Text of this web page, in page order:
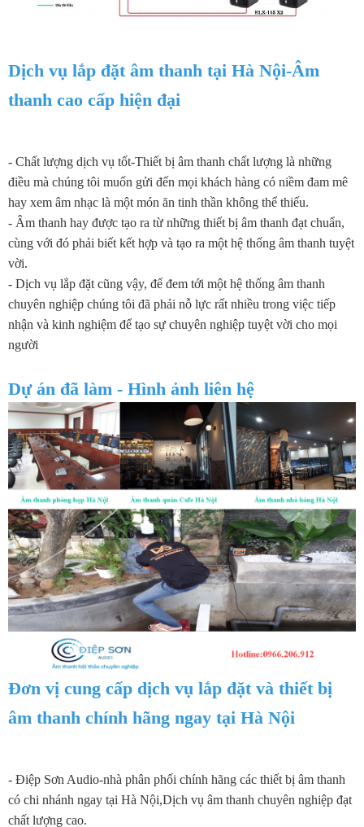
Dịch vụ lắp đặt âm thanh tại Hà Nội-Âm
thanh cao cấp hiện đại
- Chất lượng dịch vụ tốt-Thiết bị âm thanh chất lượng là những
điều mà chúng tôi muốn gửi đến mọi khách hàng có niềm đam mê
hay xem âm nhạc là một món ăn tinh thần không thể thiếu.
- Âm thanh hay được tạo ra từ những thiết bị âm thanh đạt chuẩn,
cùng với đó phải biết kết hợp và tạo ra một hệ thống âm thanh tuyệt
vời.
- Dịch vụ lắp đặt cũng vậy, để đem tới một hệ thống âm thanh
chuyên nghiệp chúng tôi đã phải nỗ lực rất nhiều trong việc tiếp
nhận và kinh nghiệm để tạo sự chuyên nghiệp tuyệt vời cho mọi
người
Dự án đã làm - Hình ảnh liên hệ
Đơn vị cung cấp dịch vụ lắp đặt và thiết bị
âm thanh chính hãng ngay tại Hà Nội
- Điệp Sơn Audio-nhà phân phối chính hãng các thiết bị âm thanh
có chi nhánh ngay tại Hà Nội,Dịch vụ âm thanh chuyên nghiệp đạt
chất lượng cao.